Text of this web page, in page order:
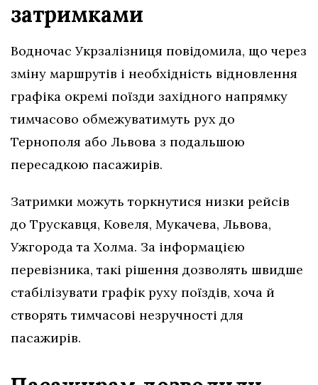
затримками
Водночас Укрзалізниця повідомила, що через
зміну маршрутів і необхідність відновлення
графіка окремі поїзди західного напрямку
тимчасово обмежуватимуть рух до
Тернополя або Львова з подальшою
пересадкою пасажирів.
Затримки можуть торкнутися низки рейсів
до Трускавця, Ковеля, Мукачева, Львова,
Ужгорода та Холма. За інформацією
перевізника, такі рішення дозволять швидше
стабілізувати графік руху поїздів, хоча й
створять тимчасові незручності для
пасажирів.